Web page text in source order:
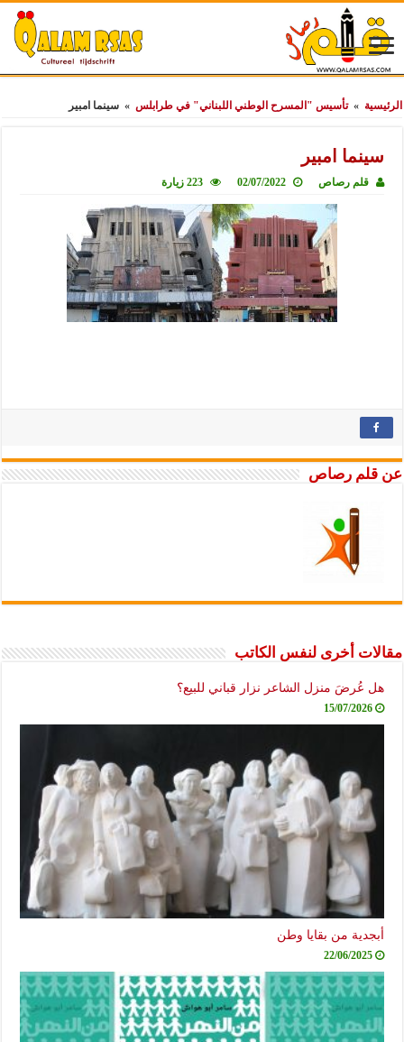
الرئيسية » تأسيس "المسرح الوطني اللبناني" في طرابلس » سينما امبير
سينما امبير
قلم رصاص 02/07/2022 223 زيارة
عن قلم رصاص
مقالات أخرى لنفس الكاتب
هل عُرضَ منزل الشاعر نزار قباني للبيع؟
15/07/2026
أبجدية من بقايا وطن
22/06/2025